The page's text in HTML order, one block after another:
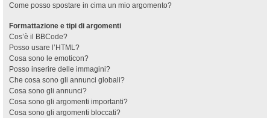
Come posso spostare in cima un mio argomento?
Formattazione e tipi di argomenti
Cos’è il BBCode?
Posso usare l’HTML?
Cosa sono le emoticon?
Posso inserire delle immagini?
Che cosa sono gli annunci globali?
Cosa sono gli annunci?
Cosa sono gli argomenti importanti?
Cosa sono gli argomenti bloccati?